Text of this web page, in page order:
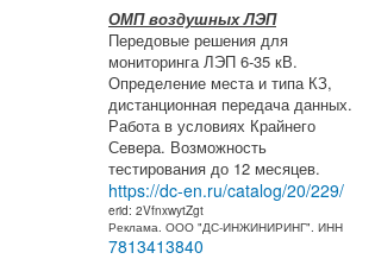
ОМП воздушных ЛЭП
Передовые решения для
мониторинга ЛЭП 6-35 кВ.
Определение места и типа КЗ,
дистанционная передача данных.
Работа в условиях Крайнего
Севера. Возможность
тестирования до 12 месяцев.
https://dc-en.ru/catalog/20/229/
erid: 2VfnxwytZgt
Реклама. ООО "ДС-ИНЖИНИРИНГ". ИНН
7813413840